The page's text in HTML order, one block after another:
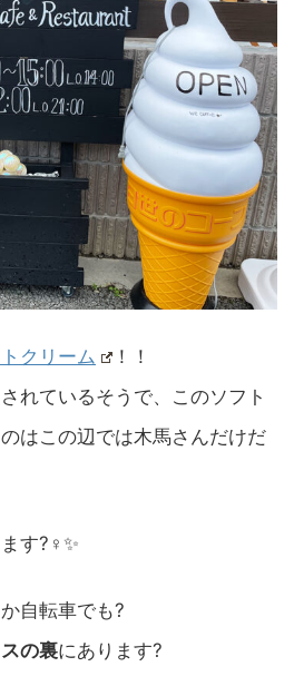
クリーム
！！
れているそうで、このソフト
はこの辺では木馬さんだけだ
す?‍♀️✨
自転車でも?
の裏にあります?